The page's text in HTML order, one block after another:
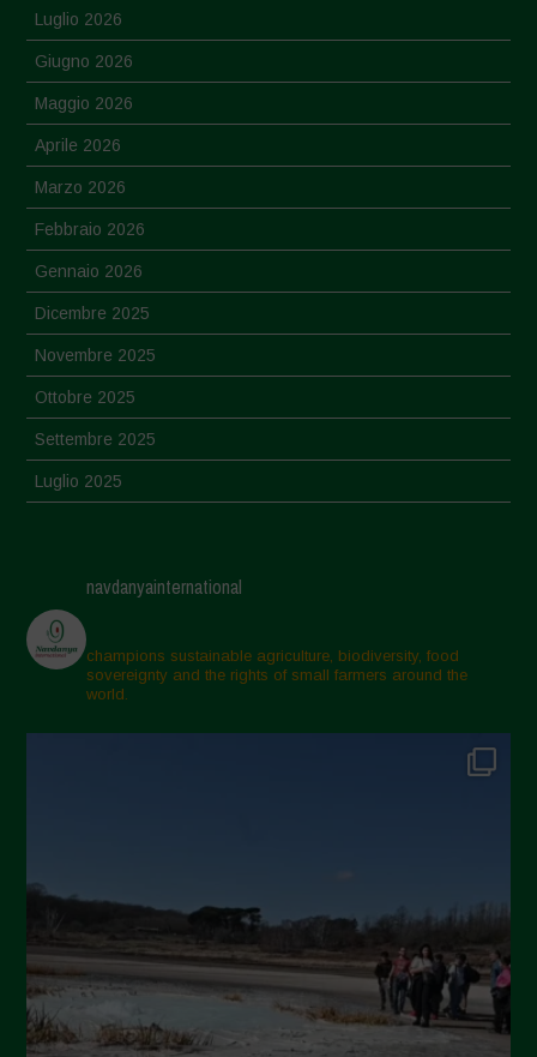
Luglio 2026
Giugno 2026
Maggio 2026
Aprile 2026
Marzo 2026
Febbraio 2026
Gennaio 2026
Dicembre 2025
Novembre 2025
Ottobre 2025
Settembre 2025
Luglio 2025
Aprile 2025
Marzo 2025
Febbraio 2025
Gennaio 2025
Settembre 2024
Luglio 2024
Maggio 2024
Aprile 2024
navdanyainternational
champions sustainable agriculture, biodiversity, food
sovereignty and the rights of small farmers around the
world.